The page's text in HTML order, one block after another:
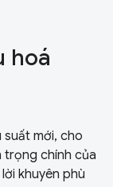
hoá
suất mới, cho
trọng chính của
khuyên phù